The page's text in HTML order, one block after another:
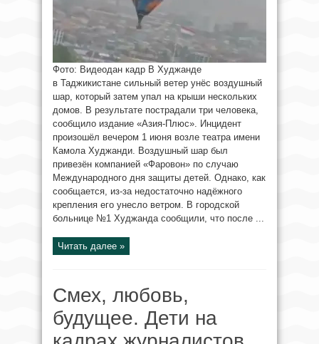
Фото: Видеодан кадр В Худжанде
в Таджикистане сильный ветер унёс воздушный
шар, который затем упал на крыши нескольких
домов. В результате пострадали три человека,
сообщило издание «Азия-Плюс». Инцидент
произошёл вечером 1 июня возле театра имени
Камола Худжанди. Воздушный шар был
привезён компанией «Фаровон» по случаю
Международного дня защиты детей. Однако, как
сообщается, из-за недостаточно надёжного
крепления его унесло ветром. В городской
больнице №1 Худжанда сообщили, что после ...
Читать далее »
Смех, любовь,
будущее. Дети на